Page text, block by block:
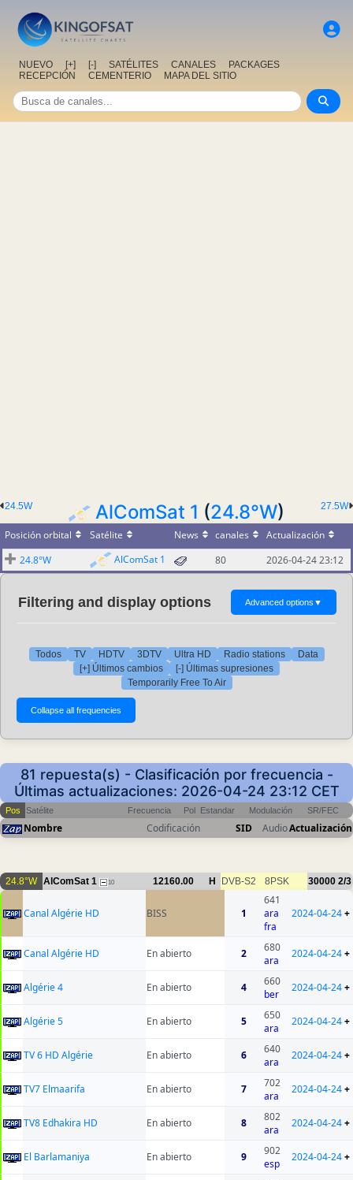
NUEVO [+] [-] SATÉLITES CANALES
PACKAGES
RECEPCIÓN
CEMENTERIO MAPA DEL SITIO
27.5W
24.5W AlComSat 1 (24.8°W)
Posición orbital Satélite News canales
Actualización
24.8°W
AlComSat 1 80 2026-04-24 23:12
Filtering and display options Advanced options ▼
Todos TV HDTV 3DTV Ultra HD Radio stations
Data
[+] Últimos cambios
[-] Últimas supresiones
Temporarily Free To Air
81 repuesta(s) - Clasificación por frecuencia -
Últimas actualizaciones: 2026-04-24 23:12 CET
Pos Satélite Frecuencia Pol Estandar Modulación SR/FEC
Nombre Codificación SID AudioActualización
24.8°W AlComSat 1 10 12160.00 H DVB-S2 8PSK 30000 2/3
Canal Algérie HD BISS 1
641
ara
fra
2024-04-24+
Canal Algérie HD En abierto 2
680
ara
2024-04-24+
Algérie 4 En abierto 4
660
ber
2024-04-24+
Algérie 5 En abierto 5
650
ara
2024-04-24+
TV 6 HD Algérie En abierto 6
640
ara
2024-04-24+
TV7 Elmaarifa En abierto 7
702
ara
2024-04-24+
TV8 Edhakira HD En abierto 8
802
ara
2024-04-24+
El Barlamaniya En abierto 9
902
esp
2024-04-24+